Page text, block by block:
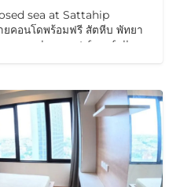
sea at Sattahip
คอนโดพร้อมฟรี สัตหีบ พัทยา
very cheapest free fully